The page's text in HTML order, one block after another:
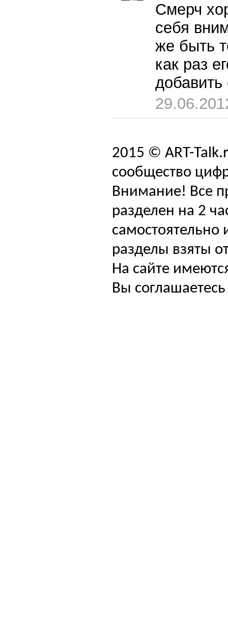
Смерч
себя
же быть
как раз
добавить
2015 © ART-
сообщество
Внимание! Все
разделен на 2
самостоятельно
разделы взяты
На сайте
Вы